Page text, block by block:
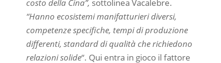
costo della Cina”, sottolinea Vacalebre.
“Hanno ecosistemi manifatturieri diversi,
competenze specifiche, tempi di produzione
differenti, standard di qualità che richiedono
relazioni solide“. Qui entra in gioco il fattore